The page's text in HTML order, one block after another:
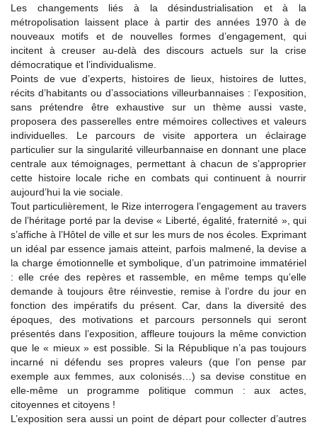
Les changements liés à la désindustrialisation et à la
métropolisation laissent place à partir des années 1970 à de
nouveaux motifs et de nouvelles formes d’engagement, qui
incitent à creuser au-delà des discours actuels sur la crise
démocratique et l’individualisme.
Points de vue d’experts, histoires de lieux, histoires de luttes,
récits d’habitants ou d’associations villeurbannaises : l’exposition,
sans prétendre être exhaustive sur un thème aussi vaste,
proposera des passerelles entre mémoires collectives et valeurs
individuelles. Le parcours de visite apportera un éclairage
particulier sur la singularité villeurbannaise en donnant une place
centrale aux témoignages, permettant à chacun de s’approprier
cette histoire locale riche en combats qui continuent à nourrir
aujourd’hui la vie sociale.
Tout particulièrement, le Rize interrogera l’engagement au travers
de l’héritage porté par la devise « Liberté, égalité, fraternité », qui
s’affiche à l’Hôtel de ville et sur les murs de nos écoles. Exprimant
un idéal par essence jamais atteint, parfois malmené, la devise a
la charge émotionnelle et symbolique, d’un patrimoine immatériel
: elle crée des repères et rassemble, en même temps qu’elle
demande à toujours être réinvestie, remise à l’ordre du jour en
fonction des impératifs du présent. Car, dans la diversité des
époques, des motivations et parcours personnels qui seront
présentés dans l’exposition, affleure toujours la même conviction
que le « mieux » est possible. Si la République n’a pas toujours
incarné ni défendu ses propres valeurs (que l’on pense par
exemple aux femmes, aux colonisés…) sa devise constitue en
elle-même un programme politique commun : aux actes,
citoyennes et citoyens !
L’exposition sera aussi un point de départ pour collecter d’autres